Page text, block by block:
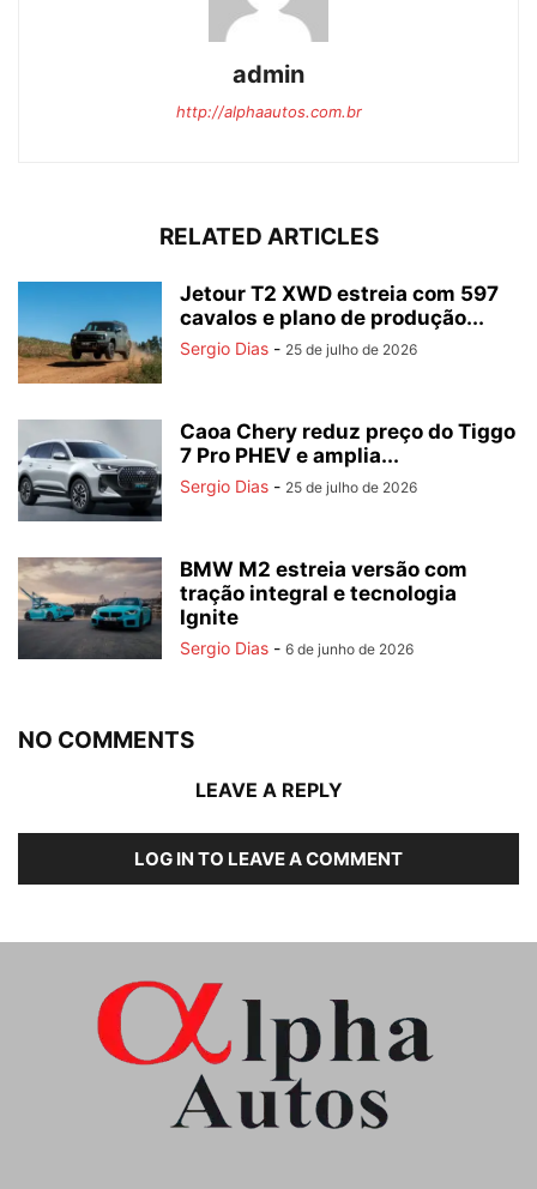
admin
http://alphaautos.com.br
RELATED ARTICLES
Jetour T2 XWD estreia com 597
cavalos e plano de produção...
Sergio Dias - 25 de julho de 2026
Caoa Chery reduz preço do Tiggo
7 Pro PHEV e amplia...
Sergio Dias - 25 de julho de 2026
BMW M2 estreia versão com
tração integral e tecnologia
Ignite
Sergio Dias - 6 de junho de 2026
NO COMMENTS
LEAVE A REPLY
LOG IN TO LEAVE A COMMENT